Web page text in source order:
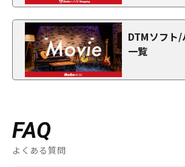
DTMソフト
一覧
FAQ
よくある質問